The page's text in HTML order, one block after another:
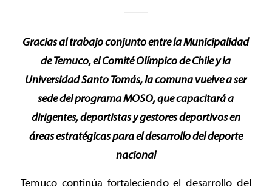
Gracias al trabajo conjunto entre la Municipalidad
de Temuco, el Comité Olímpico de Chile y la
Universidad Santo Tomás, la comuna vuelve a ser
sede del programa MOSO, que capacitará a
dirigentes, deportistas y gestores deportivos en
áreas estratégicas para el desarrollo del deporte
nacional
Temuco continúa fortaleciendo el desarrollo del